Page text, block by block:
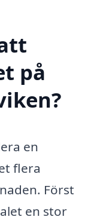
på
en
flera
Först
en stor